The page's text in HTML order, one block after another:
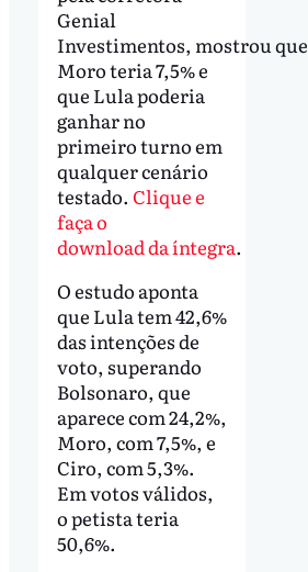
Genial
Investimentos, mostrou que
Moro teria 7,5% e
que Lula poderia
ganhar no
primeiro turno em
qualquer cenário
testado. Clique e
faça o
download da íntegra.
O estudo aponta
que Lula tem 42,6%
das intenções de
voto, superando
Bolsonaro, que
aparece com 24,2%,
Moro, com 7,5%, e
Ciro, com 5,3%.
Em votos válidos,
o petista teria
50,6%.